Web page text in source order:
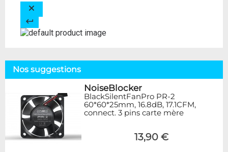
Nos suggestions
NoiseBlocker
BlackSilentFanPro PR-2
60*60*25mm, 16.8dB, 17.1CFM,
connect. 3 pins carte mère
13,90 €